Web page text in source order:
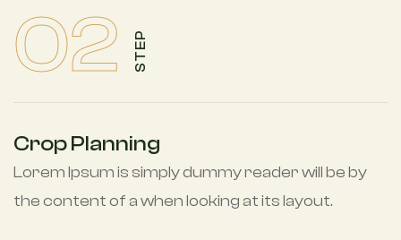
02 STEP
Crop Planning
Lorem Ipsum is simply dummy reader will be by
the content of a when looking at its layout.